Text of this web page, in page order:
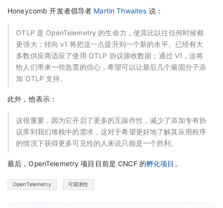
Honeycomb 开发者倡导者 Martin Thwaites 说：
OTLP 是 OpenTelemetry 的生命力，使其比以往任何时候都
更强大；转向 v1 将把这一点提升到一个新的水平。已经有大
多数供应商适应了使用 OTLP 协议接收数据；通过 V1，这将
给人们带来一些急需的信心，希望可以让最后几个顽固分子添
加 OTLP 支持。
此外，他表示：
这很重要，因为它开启了更多的互操作性，减少了添加专有协
议库到我们堆栈中的需求，这对于希望更好地了解其应用程序
的情况下获得更多可见性的人来说只能是一个胜利。
最后，OpenTelemetry 项目目前是 CNCF 的孵化项目 。
OpenTelemetry 可观测性